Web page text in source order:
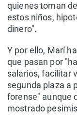
quienes toman
estos niños,
dinero".
Y por ello, Marí
que pasan por
salarios, facilitar
segunda plaza a
forense" aunque
mostrado